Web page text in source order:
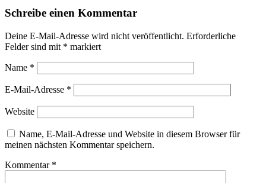
Schreibe einen Kommentar
Deine E-Mail-Adresse wird nicht veröffentlicht. Erforderliche
Felder sind mit * markiert
Name *
E-Mail-Adresse *
Website
Name, E-Mail-Adresse und Website in diesem Browser für
meinen nächsten Kommentar speichern.
Kommentar *